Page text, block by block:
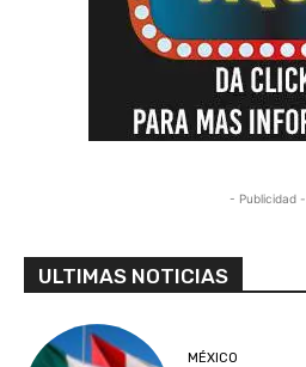
- Publicidad -
ULTIMAS NOTICIAS
MÉXICO